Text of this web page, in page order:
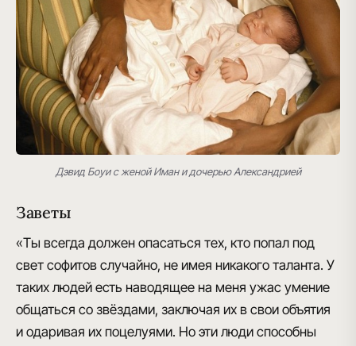
Дэвид Боуи с женой Иман и дочерью Александрией
Заветы
«Ты всегда должен опасаться тех, кто попал под
свет софитов случайно, не имея никакого таланта. У
таких людей есть наводящее на меня ужас умение
общаться со звёздами, заключая их в свои объятия
и одаривая их поцелуями. Но эти люди способны